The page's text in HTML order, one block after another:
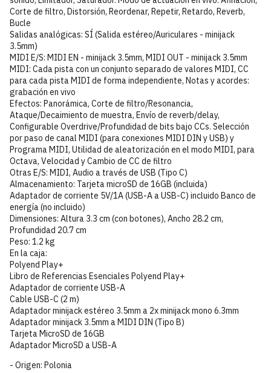
Corte de filtro, Distorsión, Reordenar, Repetir, Retardo, Reverb,
Bucle
Salidas analógicas: SÍ (Salida estéreo/Auriculares - minijack
3.5mm)
MIDI E/S: MIDI EN - minijack 3.5mm, MIDI OUT - minijack 3.5mm
MIDI: Cada pista con un conjunto separado de valores MIDI, CC
para cada pista MIDI de forma independiente, Notas y acordes:
grabación en vivo
Efectos: Panorámica, Corte de filtro/Resonancia,
Ataque/Decaimiento de muestra, Envío de reverb/delay,
Configurable Overdrive/Profundidad de bits bajo CCs. Selección
por paso de canal MIDI (para conexiones MIDI DIN y USB) y
Programa MIDI, Utilidad de aleatorización en el modo MIDI, para
Octava, Velocidad y Cambio de CC de filtro
Otras E/S: MIDI, Audio a través de USB (Tipo C)
Almacenamiento: Tarjeta microSD de 16GB (incluida)
Adaptador de corriente 5V/1A (USB-A a USB-C) incluido Banco de
energía (no incluido)
Dimensiones: Altura 3.3 cm (con botones), Ancho 28.2 cm,
Profundidad 20.7 cm
Peso: 1.2 kg
En la caja:
Polyend Play+
Libro de Referencias Esenciales Polyend Play+
Adaptador de corriente USB-A
Cable USB-C (2 m)
Adaptador minijack estéreo 3.5mm a 2x minijack mono 6.3mm
Adaptador minijack 3.5mm a MIDI DIN (Tipo B)
Tarjeta MicroSD de 16GB
Adaptador MicroSD a USB-A
- Origen: Polonia